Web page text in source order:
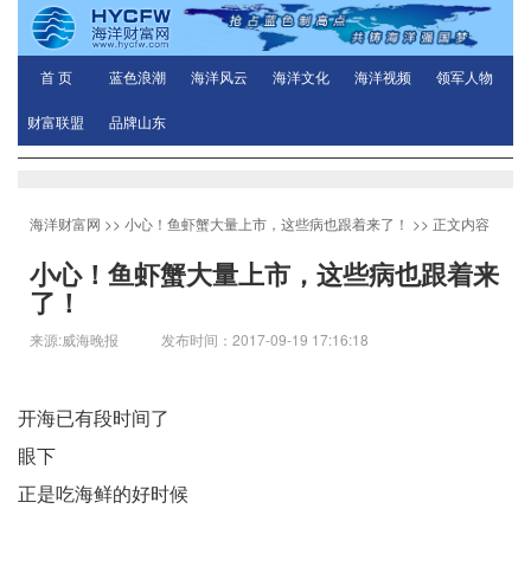
首 页 蓝色浪潮 海洋风云 海洋文化 海洋视频 领军人物
财富联盟 品牌山东
海洋财富网 >> 小心！鱼虾蟹大量上市，这些病也跟着来了！ >> 正文内容
小心！鱼虾蟹大量上市，这些病也跟着来
了！
来源:威海晚报 发布时间：2017-09-19 17:16:18
开海已有段时间了
眼下
正是吃海鲜的好时候